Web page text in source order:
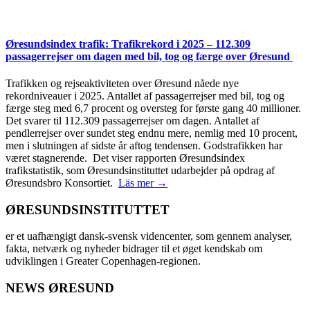
Øresundsindex trafik: Trafikrekord i 2025 – 112.309
passagerrejser om dagen med bil, tog og færge over Øresund
Trafikken og rejseaktiviteten over Øresund nåede nye
rekordniveauer i 2025. Antallet af passagerrejser med bil, tog og
færge steg med 6,7 procent og oversteg for første gang 40 millioner.
Det svarer til 112.309 passagerrejser om dagen. Antallet af
pendlerrejser over sundet steg endnu mere, nemlig med 10 procent,
men i slutningen af sidste år aftog tendensen. Godstrafikken har
været stagnerende. Det viser rapporten Øresundsindex
trafikstatistik, som Øresundsinstituttet udarbejder på opdrag af
Øresundsbro Konsortiet. Läs mer →
ØRESUNDSINSTITUTTET
er et uafhængigt dansk-svensk videncenter, som gennem analyser,
fakta, netværk og nyheder bidrager til et øget kendskab om
udviklingen i Greater Copenhagen-regionen.
NEWS ØRESUND